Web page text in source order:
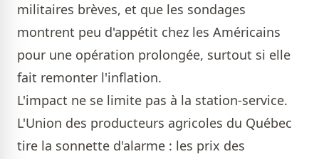
militaires brèves, et que les sondages
montrent peu d'appétit chez les Américains
pour une opération prolongée, surtout si elle
fait remonter l'inflation.
L'impact ne se limite pas à la station-service.
L'Union des producteurs agricoles du Québec
tire la sonnette d'alarme : les prix des